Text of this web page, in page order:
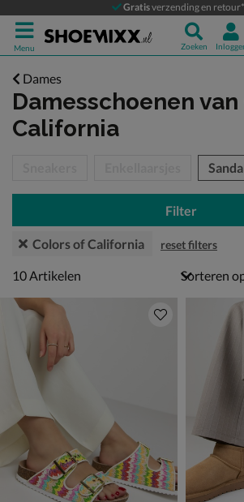
Gratisverzending en retour*
Menu Zoeken
Dames
Damesschoenen van
California
Filter
Colors of California reset filters
10 artikelen
10Artikelen Sorteren